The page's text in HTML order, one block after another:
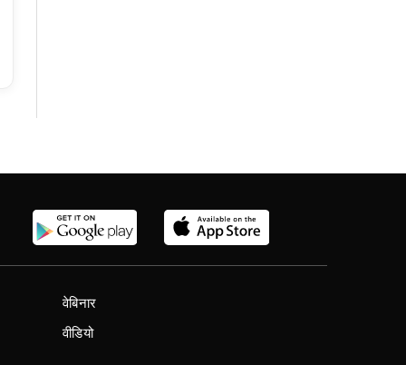
वेबिनार
वीडियो